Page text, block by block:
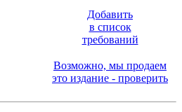
Добавить
в список
требований
Возможно, мы продаем
это издание - проверить